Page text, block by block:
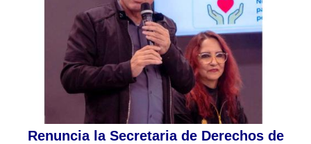
Renuncia la Secretaria de Derechos de